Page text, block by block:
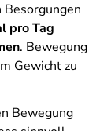
pro Tag
. Bewegung
Gewicht zu
Bewegung